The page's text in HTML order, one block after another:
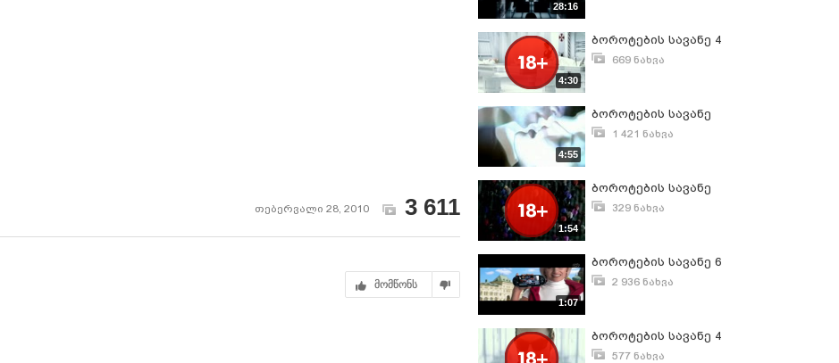
თებერვალი 28, 2010 3 611
მომწონს
28:16
4:30
ბოროტების სავანე 4
669 ნახვა
4:55
ბოროტების სავანე
1 421 ნახვა
1:54
ბოროტების სავანე
329 ნახვა
1:07
ბოროტების სავანე 6
2 936 ნახვა
ბოროტების სავანე 4
577 ნახვა